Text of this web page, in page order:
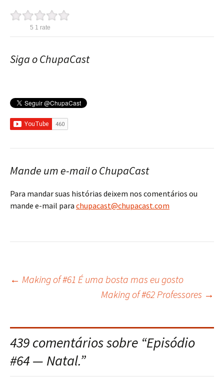
5 1 rate
Siga o ChupaCast
Mande um e-mail o ChupaCast
Para mandar suas histórias deixem nos comentários ou
mande e-mail para chupacast@chupacast.com
Navegação
do
post
← Making of #61 É uma bosta mas eu gosto
Making of #62 Professores →
439 comentários sobre “Episódio
#64 — Natal.”